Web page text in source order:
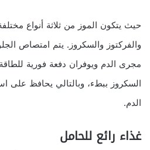
حيث يتكون الموز من ثلاثة أنواع
والفركتوز والسكروز. يتم امتصاص
مجرى الدم ويوفران دفعة فورية
السكروز ببطء، وبالتالي يحافظ على
الدم.
غذاء رائع للحامل